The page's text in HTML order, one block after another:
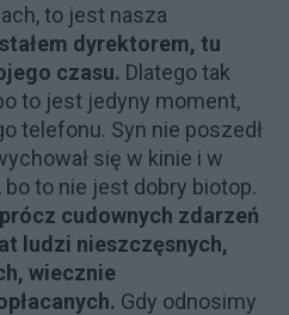
to jest nasza
dyrektorem, tu
czasu. Dlatego tak
to jest jedyny moment,
telefonu. Syn nie poszedł
się w kinie i w
to nie jest dobry biotop.
cudownych zdarzeń
ludzi nieszczęsnych,
wiecznie
Gdy odnosimy